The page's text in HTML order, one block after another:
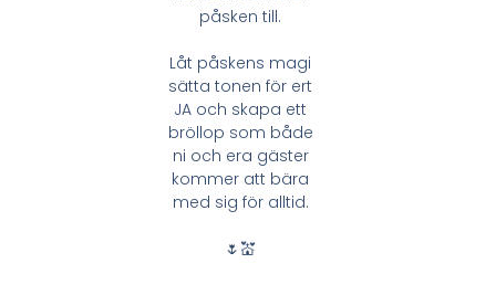
påsken till.
Låt påskens magi
sätta tonen för ert
JA och skapa ett
bröllop som både
ni och era gäster
kommer att bära
med sig för alltid.
🌷💒